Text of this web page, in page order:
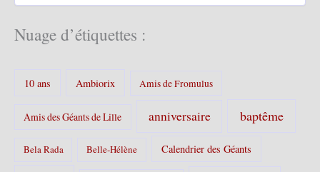
é
g
Nuage d’étiquettes :
10 ans Ambiorix Amis de Fromulus
Amis des Géants de Lille anniversaire baptême
Bela Rada Belle-Hélène Calendrier des Géants